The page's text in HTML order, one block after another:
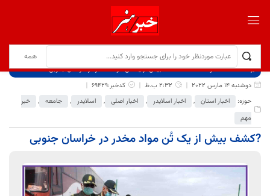
برگ نخست نوشته‌ها
?کشف بیش از یک تُن مواد مخدر در خراسان جنوبی
دوشنبه 14 مارس 2022
2:32 ب.ظ
کدخبر:69429
حوزه:
اخبار استان , اخبار اسلایدر , اخبار اصلی , اسلایدر , جامعه ,
خبر
مهم
?کشف بیش از یک تُن مواد مخدر در خراسان جنوبی